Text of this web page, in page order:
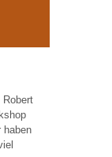
Robert
haben